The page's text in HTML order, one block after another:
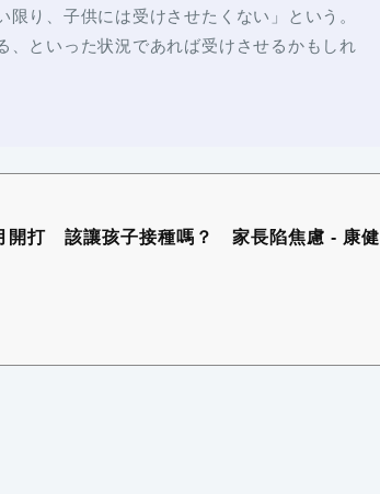
り、子供には受けさせたくない」という。
、といった状況であれば受けさせるかもしれ
開打 該讓孩子接種嗎？ 家長陷焦慮 - 康健